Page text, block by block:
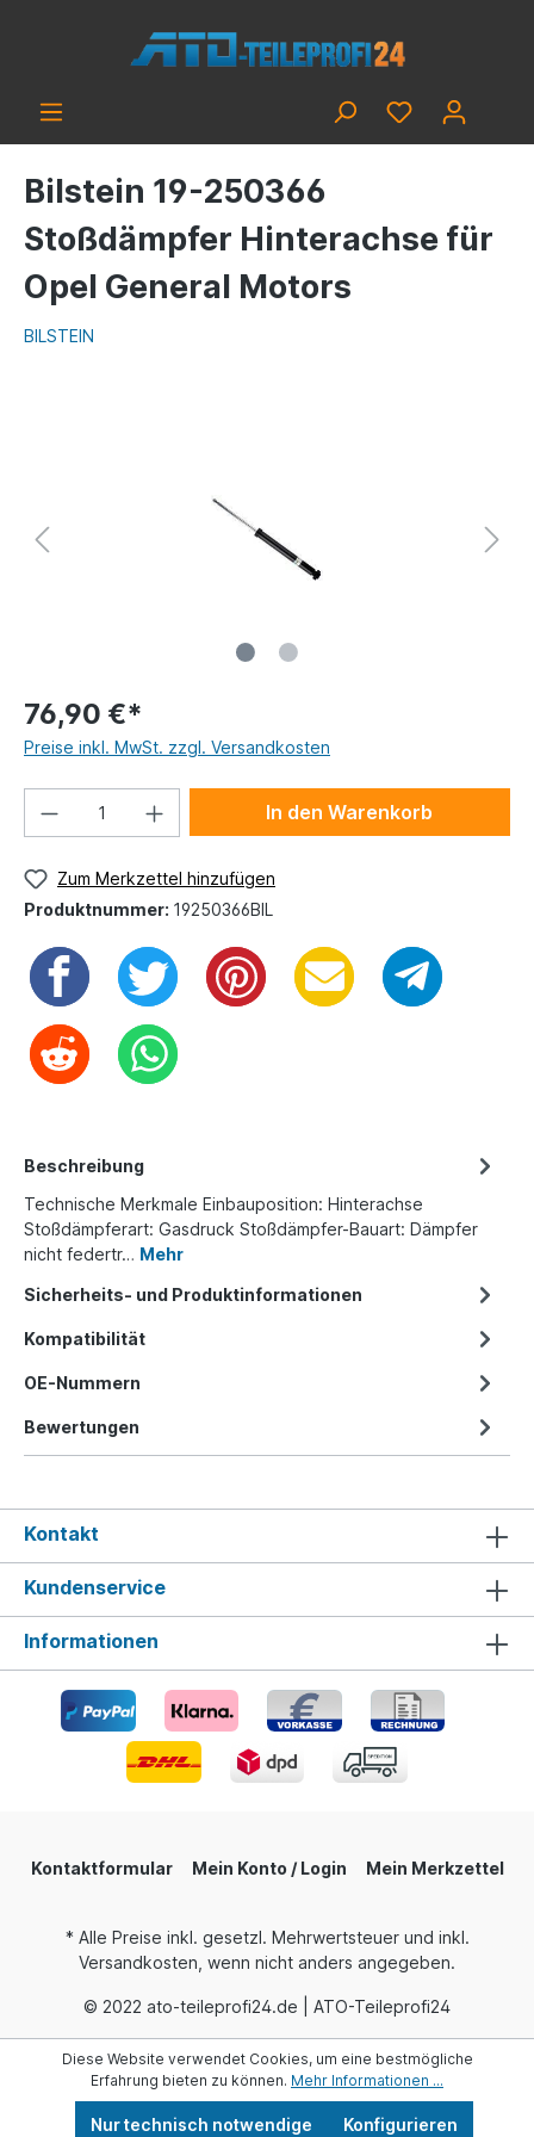
Bilstein 19-250366
Stoßdämpfer Hinterachse für
Opel General Motors
BILSTEIN
76,90 €*
Preise inkl. MwSt. zzgl. Versandkosten
In den Warenkorb
Zum Merkzettel hinzufügen
Produktnummer: 19250366BIL
Beschreibung
Technische Merkmale Einbauposition: Hinterachse
Stoßdämpferart: Gasdruck Stoßdämpfer-Bauart: Dämpfer
nicht federtr… Mehr
Sicherheits- und Produktinformationen
Kompatibilität
OE-Nummern
Bewertungen
Kontakt
Kundenservice
Informationen
Kontaktformular Mein Konto / Login Mein Merkzettel
* Alle Preise inkl. gesetzl. Mehrwertsteuer und inkl.
Versandkosten, wenn nicht anders angegeben.
© 2022 ato-teileprofi24.de | ATO-Teileprofi24
Diese Website verwendet Cookies, um eine bestmögliche
Erfahrung bieten zu können. Mehr Informationen ...
Nur technisch notwendige Konfigurieren